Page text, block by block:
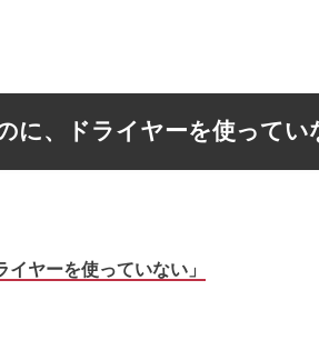
に、ドライヤーを使ってい
イヤーを使っていない」